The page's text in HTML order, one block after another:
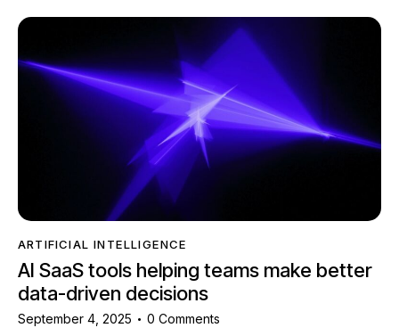
ARTIFICIAL INTELLIGENCE
AI SaaS tools helping teams make better
data-driven decisions
September 4, 2025 0 Comments